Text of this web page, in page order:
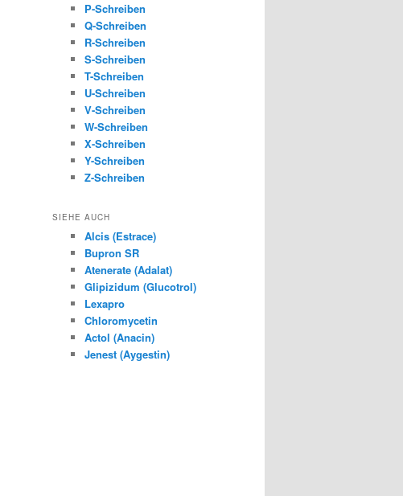
P-Schreiben
Q-Schreiben
R-Schreiben
S-Schreiben
T-Schreiben
U-Schreiben
V-Schreiben
W-Schreiben
X-Schreiben
Y-Schreiben
Z-Schreiben
SIEHE AUCH
Alcis (Estrace)
Bupron SR
Atenerate (Adalat)
Glipizidum (Glucotrol)
Lexapro
Chloromycetin
Actol (Anacin)
Jenest (Aygestin)